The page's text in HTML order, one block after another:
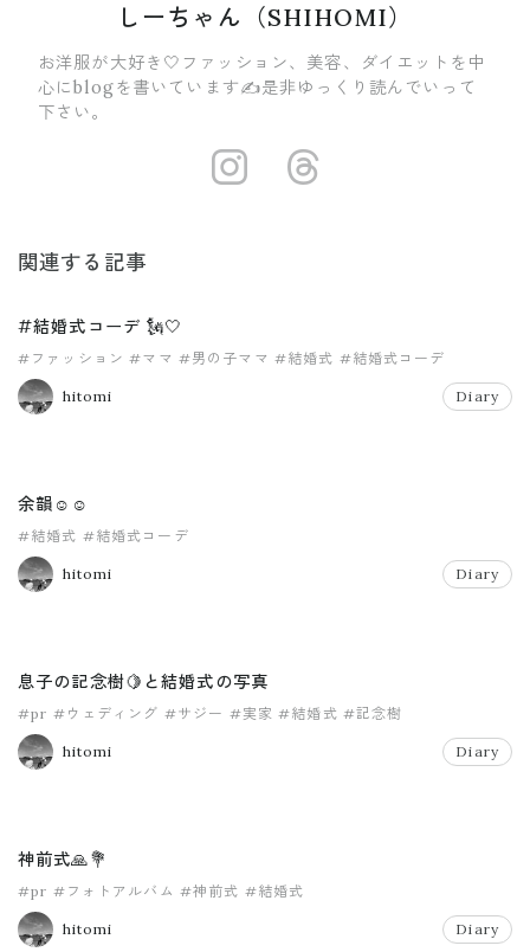
しーちゃん（SHIHOMI）
お洋服が大好き🤍ファッション、美容、ダイエットを中
心にblogを書いています✍️是非ゆっくり読んでいって
下さい。
https://
関連する記事
#結婚式コーデ 🗽🤍
#ファッション #ママ #男の子ママ #結婚式 #結婚式コーデ
hitomi Diary
余韻☺️☺️
#結婚式 #結婚式コーデ
hitomi Diary
息子の記念樹🍋と結婚式の写真
#pr #ウェディング #サジー #実家 #結婚式 #記念樹
hitomi Diary
神前式🙏💐
#pr #フォトアルバム #神前式 #結婚式
hitomi Diary